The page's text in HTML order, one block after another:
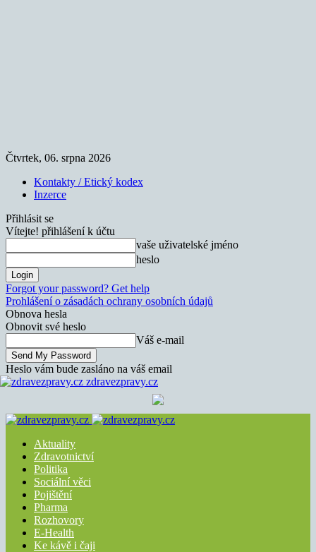
Čtvrtek, 06. srpna 2026
Kontakty / Etický kodex
Inzerce
Přihlásit se
Vítejte! přihlášení k účtu
vaše uživatelské jméno
heslo
Forgot your password? Get help
Prohlášení o zásadách ochrany osobních údajů
Obnova hesla
Obnovit své heslo
Váš e-mail
Heslo vám bude zasláno na váš email
zdravezpravy.cz
Aktuality
Zdravotnictví
Politika
Sociální věci
Pojištění
Pharma
Rozhovory
E-Health
Ke kávě i čaji